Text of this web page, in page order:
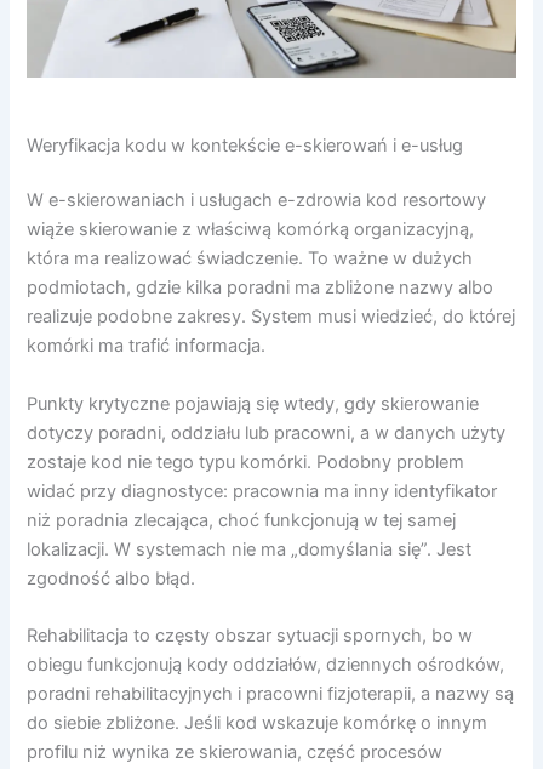
Weryfikacja kodu w kontekście e-skierowań i e-usług
W e-skierowaniach i usługach e-zdrowia kod resortowy
wiąże skierowanie z właściwą komórką organizacyjną,
która ma realizować świadczenie. To ważne w dużych
podmiotach, gdzie kilka poradni ma zbliżone nazwy albo
realizuje podobne zakresy. System musi wiedzieć, do której
komórki ma trafić informacja.
Punkty krytyczne pojawiają się wtedy, gdy skierowanie
dotyczy poradni, oddziału lub pracowni, a w danych użyty
zostaje kod nie tego typu komórki. Podobny problem
widać przy diagnostyce: pracownia ma inny identyfikator
niż poradnia zlecająca, choć funkcjonują w tej samej
lokalizacji. W systemach nie ma „domyślania się”. Jest
zgodność albo błąd.
Rehabilitacja to częsty obszar sytuacji spornych, bo w
obiegu funkcjonują kody oddziałów, dziennych ośrodków,
poradni rehabilitacyjnych i pracowni fizjoterapii, a nazwy są
do siebie zbliżone. Jeśli kod wskazuje komórkę o innym
profilu niż wynika ze skierowania, część procesów